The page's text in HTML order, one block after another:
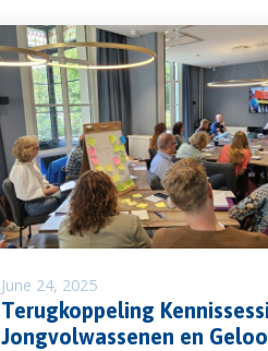
June 24, 2025
Terugkoppeling
Jongvolwassenen en